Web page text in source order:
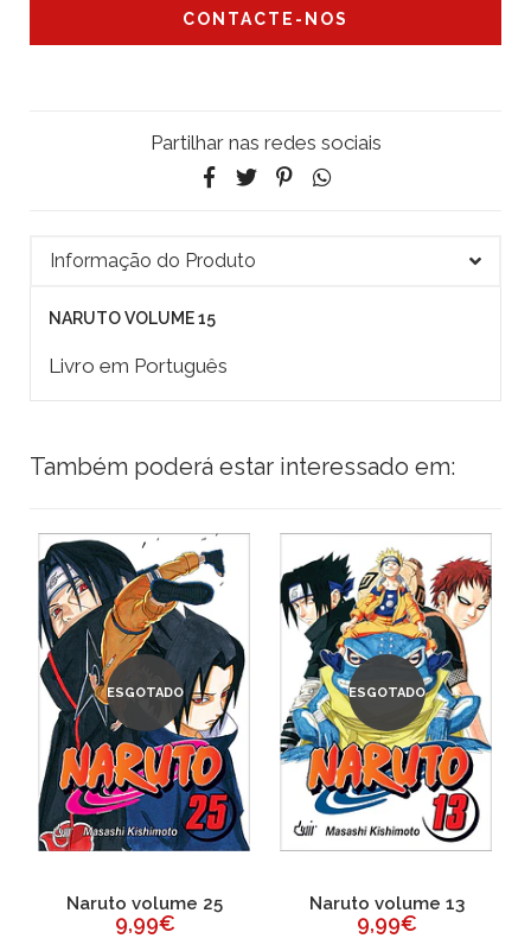
CONTACTE-NOS
Partilhar nas redes sociais
Informação do Produto
NARUTO VOLUME 15
Livro em Português
Também poderá estar interessado em:
ESGOTADO
Naruto volume 25
9,99€
ESGOTADO
Naruto volume 13
9,99€